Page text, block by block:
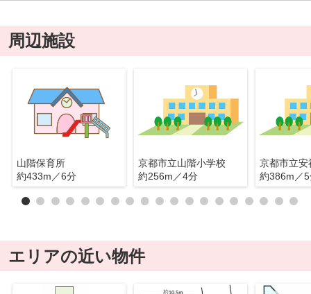
周辺施設
山階保育所
約433m／6分
京都市立山階小学校
約256m／4分
京都市立安
約386m／
エリアの近い物件